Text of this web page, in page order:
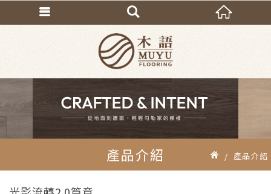
產品介紹 產品介紹